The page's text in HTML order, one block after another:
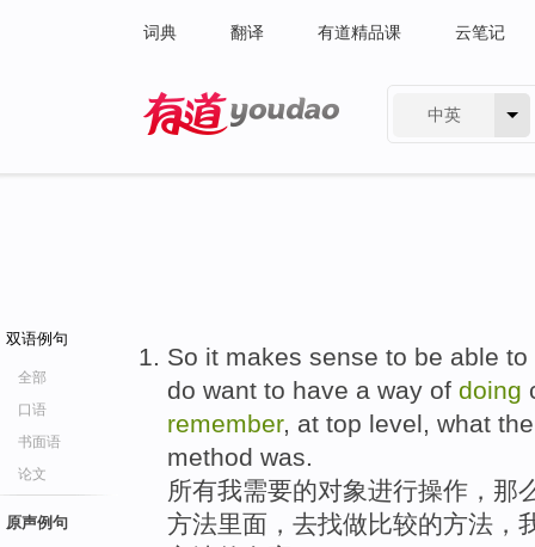
词典 翻译 有道精品课 云笔记
中英
双语例句
全部
口语
书面语
论文
原声例句
So it makes sense to be able
do want to have a way of doing
remember, at top level, what
method was.
所有我需要的对象进行操作，那
方法里面，去找做比较的方法，